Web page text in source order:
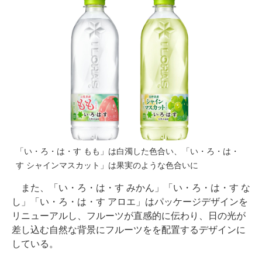
「い・ろ・は・す もも」は白濁した色合い、「い・ろ・は・
す シャインマスカット」は果実のような色合いに
また、「い・ろ・は・す みかん」「い・ろ・は・す な
し」「い・ろ・は・す アロエ」はパッケージデザインを
リニューアルし、フルーツが直感的に伝わり、日の光が
差し込む自然な背景にフルーツをを配置するデザインに
している。